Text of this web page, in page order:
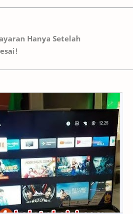
Hanya Setelah